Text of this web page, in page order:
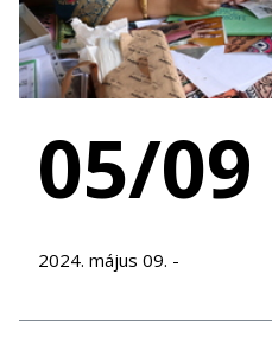
05/09
2024. május 09. -